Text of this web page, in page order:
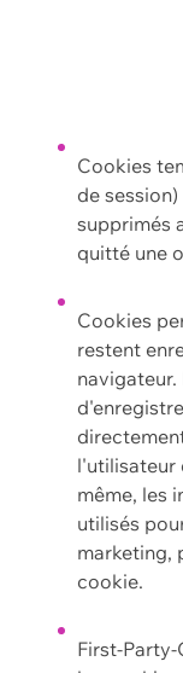
Cookies
de
supprimés
quitté une
Cookies
restent
l'utilisateur
même, les
utilisés
marketing,
cookie.
First-